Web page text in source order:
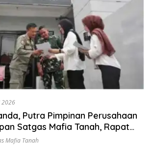
2026
Putra Pimpinan Perusahaan
Satgas Mafia Tanah, Rapat
Mafia Tanah